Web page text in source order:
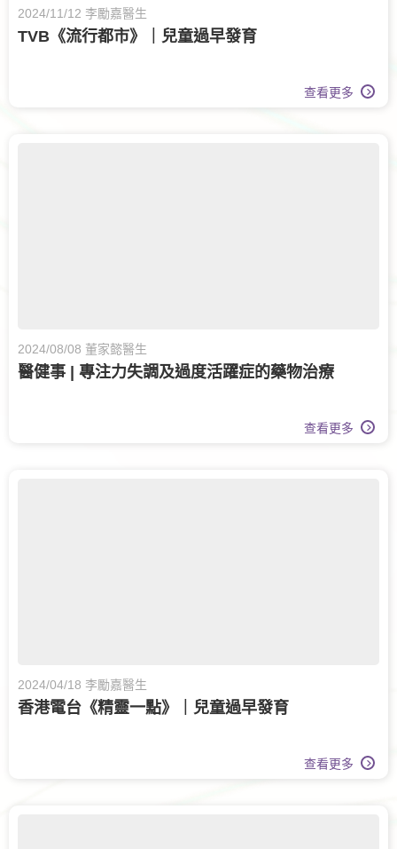
2024/11/12 李勵嘉醫生
TVB《流行都市》｜兒童過早發育
查看更多
2024/08/08 董家懿醫生
醫健事 | 專注力失調及過度活躍症的藥物治療
查看更多
2024/04/18 李勵嘉醫生
香港電台《精靈一點》｜兒童過早發育
查看更多